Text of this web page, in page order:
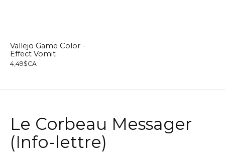
Vallejo Game Color -
Effect Vomit
4,49$CA
Le Corbeau Messager
(Info-lettre)